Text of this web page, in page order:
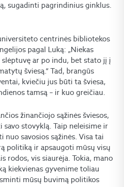
sugadinti pagrindinius ginklus.
centrinės bibliotekos
pagal Luką: „Niekas
ar po indu, bet stato jį į
šviesą.“ Tad, brangūs
kviečiu jus būti ta šviesa,
tamsą – ir kuo greičiau.
žinančiojo sąžinės šviesos,
stovyklą. Taip neleisime ir
savosios sąžinės. Visa tai
politiką ir apsaugoti mūsų visų
rodos, vis siaurėja. Tokia, mano
kiekvienas gyvenime toliau
mūsų buvimą politikos